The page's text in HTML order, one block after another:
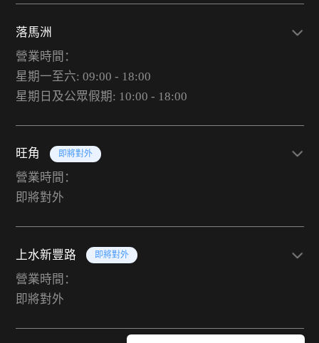
落馬洲
營業時間：
星期一至六: 09:00 - 18:00
星期日及公眾假期: 10:00 - 18:00
旺角 即將對外
營業時間：
即將對外
上水新豐路 即將對外
營業時間：
即將對外